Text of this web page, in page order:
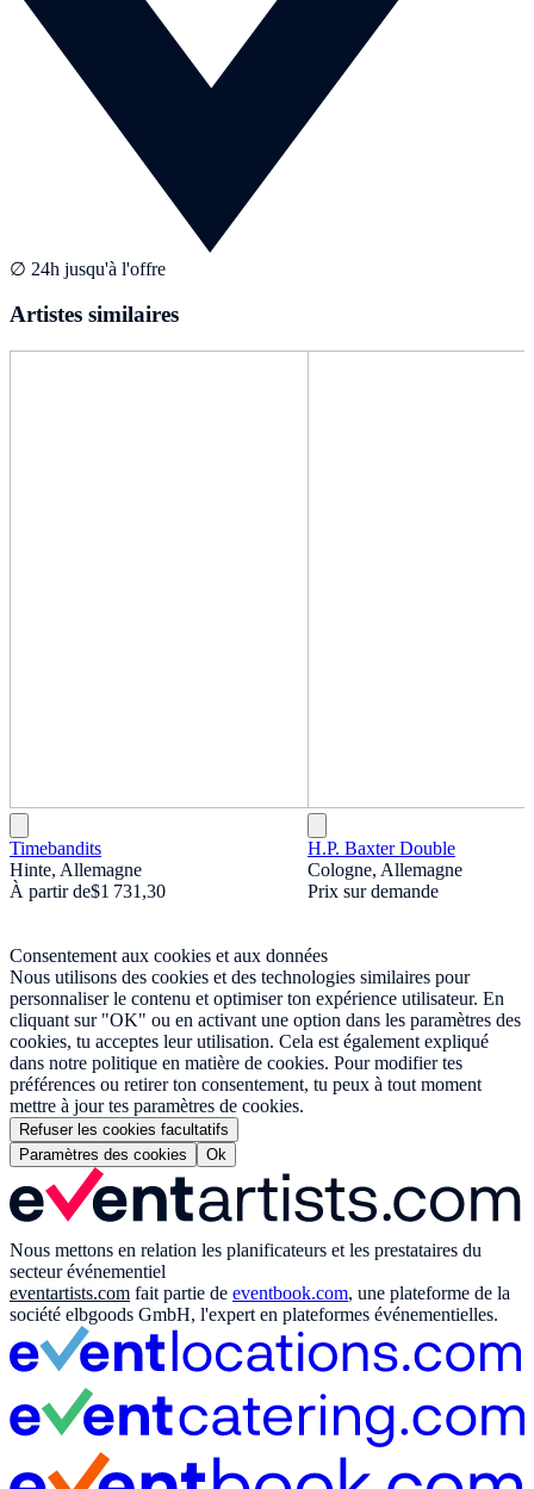
∅ 24h jusqu'à l'offre
Artistes similaires
Timebandits
Hinte, Allemagne
À partir de$1 731,30
H.P. Baxter Double
Cologne, Allemagne
Prix sur demande
Consentement aux cookies et aux données
Nous utilisons des cookies et des technologies similaires pour
personnaliser le contenu et optimiser ton expérience utilisateur. En
cliquant sur "OK" ou en activant une option dans les paramètres des
cookies, tu acceptes leur utilisation. Cela est également expliqué
dans notre politique en matière de cookies. Pour modifier tes
préférences ou retirer ton consentement, tu peux à tout moment
mettre à jour tes paramètres de cookies.
Refuser les cookies facultatifs
Paramètres des cookies
Ok
Nous mettons en relation les planificateurs et les prestataires du
secteur événementiel
eventartists.com fait partie de eventbook.com, une plateforme de la
société elbgoods GmbH, l'expert en plateformes événementielles.